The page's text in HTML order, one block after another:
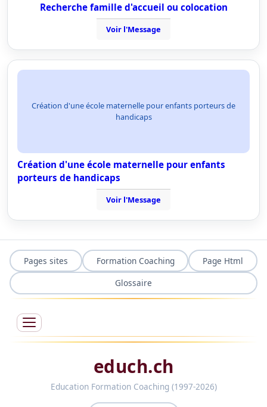
Recherche famille d'accueil ou colocation
Voir l'Message
Création d'une école maternelle pour enfants porteurs de
handicaps
Création d'une école maternelle pour enfants
porteurs de handicaps
Voir l'Message
Pages sites Formation Coaching
Page Html
Glossaire
educh.ch
Education Formation Coaching (1997-2026)